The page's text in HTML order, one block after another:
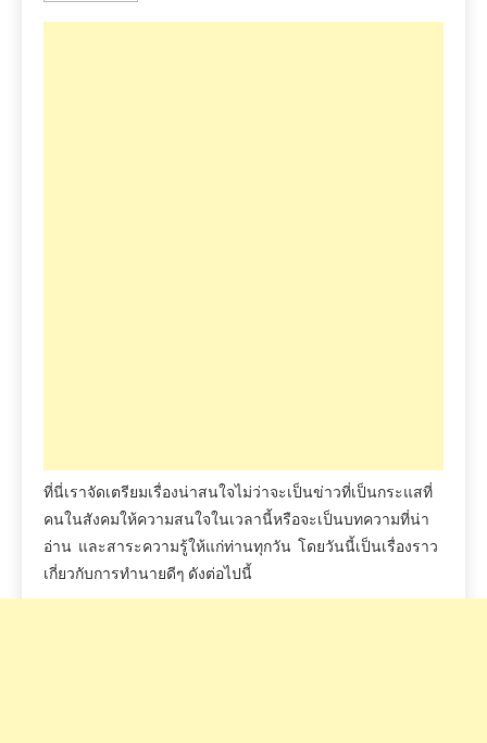
ที่นี่เราจัดเตรียมเรื่องน่าสนใจไม่ว่าจะเป็นข่าวที่เป็นกระแสที่
คนในสังคมให้ความสนใจในเวลานี้หรือจะเป็นบทความที่น่า
อ่าน และสาระความรู้ให้แก่ท่านทุกวัน โดยวันนี้เป็นเรื่องราว
เกี่ยวกับการทำนายดีๆ ดังต่อไปนี้